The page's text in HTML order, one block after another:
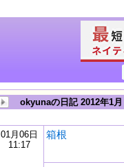
okyunaの日記 2012年1月
01月06日
11:17
箱根